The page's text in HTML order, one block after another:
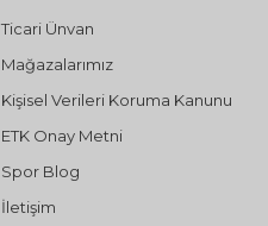
Ticari Ünvan
Mağazalarımız
Kişisel Verileri Koruma Kanunu
ETK Onay Metni
Spor Blog
İletişim